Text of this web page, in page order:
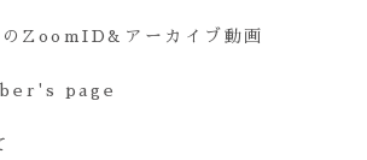
ZoomID&アーカイブ動画
page